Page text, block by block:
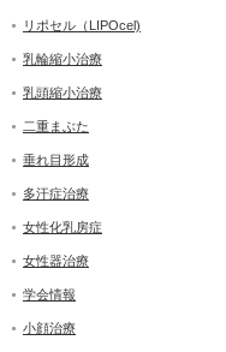
リポセル（LIPOcel)
乳輪縮小治療
乳頭縮小治療
二重まぶた
垂れ目形成
多汗症治療
女性化乳房症
女性器治療
学会情報
小顔治療